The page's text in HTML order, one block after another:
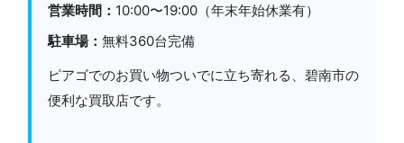
営業時間： 10:00〜19:00（年末年始休業有）
駐車場： 無料360台完備
ピアゴでのお買い物ついでに立ち寄れる、碧南市の
便利な買取店です。